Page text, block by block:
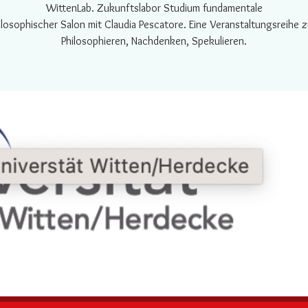
WittenLab. Zukunftslabor Studium fundamentale
Salon mit Claudia Pescatore. Eine Veranstaltungsreihe
Philosophieren, Nachdenken, Spekulieren.